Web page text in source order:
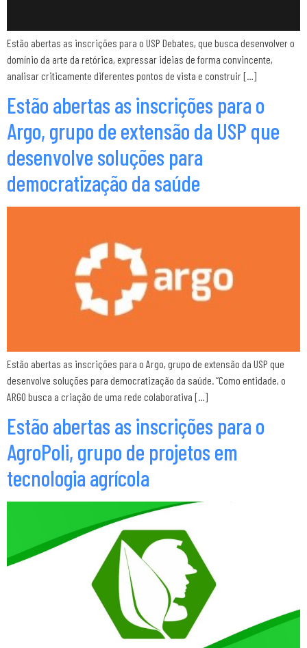
Estão abertas as inscrições para o USP Debates, que busca desenvolver o
domínio da arte da retórica, expressar ideias de forma convincente,
analisar criticamente diferentes pontos de vista e construir […]
Estão abertas as inscrições para o
Argo, grupo de extensão da USP que
desenvolve soluções para
democratização da saúde
Estão abertas as inscrições para o Argo, grupo de extensão da USP que
desenvolve soluções para democratização da saúde. “Como entidade, o
ARGO busca a criação de uma rede colaborativa […]
Estão abertas as inscrições para o
AgroPoli, grupo de projetos em
tecnologia agrícola